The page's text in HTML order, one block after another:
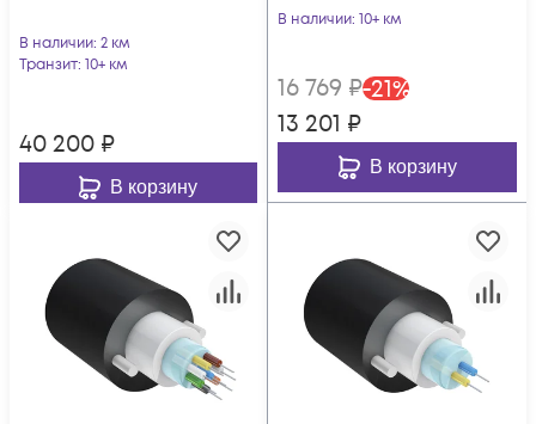
В наличии: 2 км
Транзит: 10+ км
40 200 ₽
В корзину
волокна, 3.0кН, FRP
В наличии: 10+ км
16 769 ₽-21%
13 201 ₽
В корзину